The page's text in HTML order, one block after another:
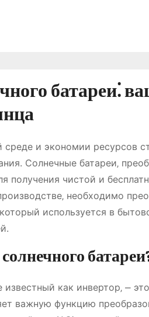
батареи⁚
и экономии ресурсов
Солнечные батареи‚
получения чистой и
необходимо
используется в
известный как инвертор‚ ⎼
важную функцию